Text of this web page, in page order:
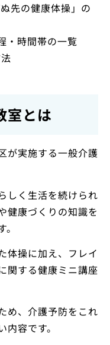
先の健康体操」の
・時間帯の一覧
室とは
が実施する一般介護
しく生活を続けられ
健康づくりの知識を
体操に加え、フレイ
関する健康ミニ講座
め、介護予防をこれ
容です。